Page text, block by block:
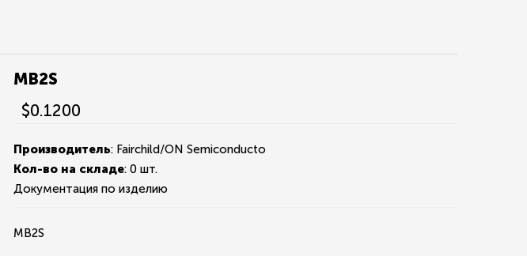
MB2S
$0.1200
Производитель: Fairchild/ON Semiconducto
Кол-во на складе:0 шт.
Документация по изделию
MB2S